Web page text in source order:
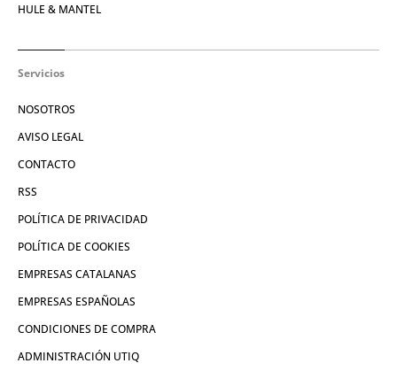
HULE & MANTEL
Servicios
NOSOTROS
AVISO LEGAL
CONTACTO
RSS
POLÍTICA DE PRIVACIDAD
POLÍTICA DE COOKIES
EMPRESAS CATALANAS
EMPRESAS ESPAÑOLAS
CONDICIONES DE COMPRA
ADMINISTRACIÓN UTIQ